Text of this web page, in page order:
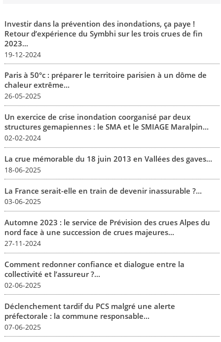
Investir dans la prévention des inondations, ça paye !
Retour d’expérience du Symbhi sur les trois crues de fin
2023...
19-12-2024
Paris à 50°c : préparer le territoire parisien à un dôme de
chaleur extrême...
26-05-2025
Un exercice de crise inondation coorganisé par deux
structures gemapiennes : le SMA et le SMIAGE Maralpin...
02-02-2024
La crue mémorable du 18 juin 2013 en Vallées des gaves...
18-06-2025
La France serait-elle en train de devenir inassurable ?...
03-06-2025
Automne 2023 : le service de Prévision des crues Alpes du
nord face à une succession de crues majeures...
27-11-2024
Comment redonner confiance et dialogue entre la
collectivité et l’assureur ?...
02-06-2025
Déclenchement tardif du PCS malgré une alerte
préfectorale : la commune responsable...
07-06-2025